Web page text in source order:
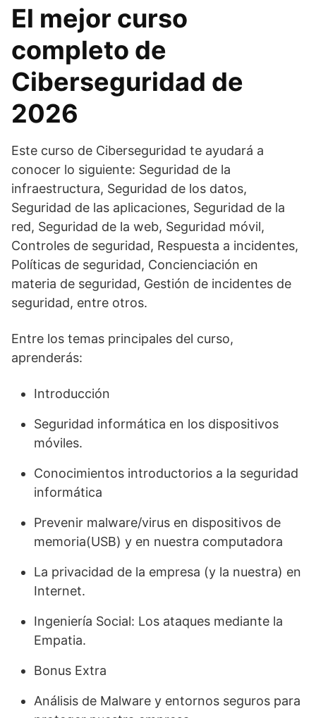
El mejor curso
completo de
Ciberseguridad de
2026
Este curso de Ciberseguridad te ayudará a
conocer lo siguiente: Seguridad de la
infraestructura, Seguridad de los datos,
Seguridad de las aplicaciones, Seguridad de la
red, Seguridad de la web, Seguridad móvil,
Controles de seguridad, Respuesta a incidentes,
Políticas de seguridad, Concienciación en
materia de seguridad, Gestión de incidentes de
seguridad, entre otros.
Entre los temas principales del curso,
aprenderás:
Introducción
Seguridad informática en los dispositivos
móviles.
Conocimientos introductorios a la seguridad
informática
Prevenir malware/virus en dispositivos de
memoria(USB) y en nuestra computadora
La privacidad de la empresa (y la nuestra) en
Internet.
Ingeniería Social: Los ataques mediante la
Empatia.
Bonus Extra
Análisis de Malware y entornos seguros para